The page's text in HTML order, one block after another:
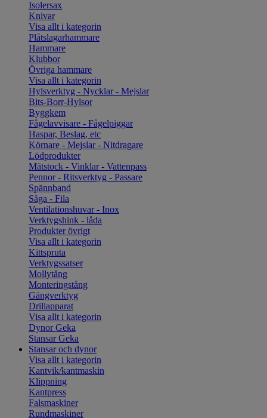
Isolersax
Knivar
Visa allt i kategorin
Plåtslagarhammare
Hammare
Klubbor
Övriga hammare
Visa allt i kategorin
Hylsverktyg - Nycklar - Mejslar
Bits-Borr-Hylsor
Byggkem
Fågelavvisare - Fågelpiggar
Haspar, Beslag, etc
Körnare - Mejslar - Nitdragare
Lödprodukter
Mätstock - Vinklar - Vattenpass
Pennor - Ritsverktyg - Passare
Spännband
Såga - Fila
Ventilationshuvar - Inox
Verktygshink - låda
Produkter övrigt
Visa allt i kategorin
Kittspruta
Verktygssatser
Mollytång
Monteringstång
Gängverktyg
Drillapparat
Visa allt i kategorin
Dynor Geka
Stansar Geka
Stansar och dynor
Visa allt i kategorin
Kantvik/kantmaskin
Klippning
Kantpress
Falsmaskiner
Rundmaskiner